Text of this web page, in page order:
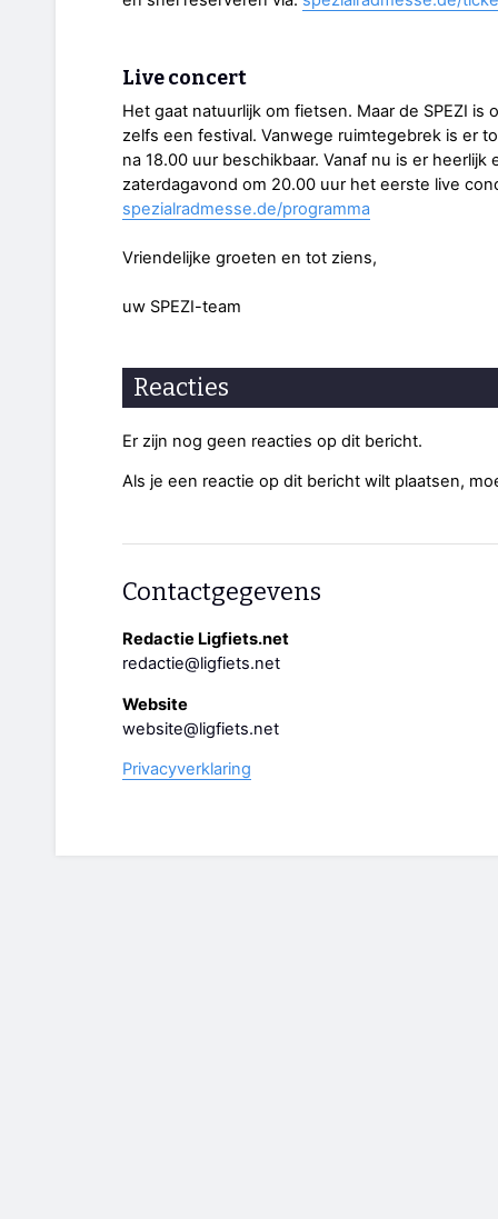
Live concert
Het gaat natuurlijk om fietsen. Maar de SPEZI
zelfs een festival. Vanwege ruimtegebrek is er
na 18.00 uur beschikbaar. Vanaf nu is er
zaterdagavond om 20.00 uur het eerste live
spezialradmesse.de/programma
Vriendelijke groeten en tot ziens,
uw SPEZI-team
Reacties
Er zijn nog geen reacties op dit bericht.
Als je een reactie op dit bericht wilt plaatsen,
Contactgegevens
Redactie Ligfiets.net
redactie@ligfiets.net
Website
website@ligfiets.net
Privacyverklaring